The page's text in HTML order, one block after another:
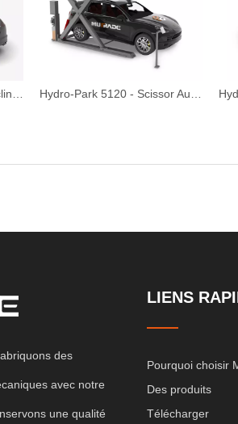
des
avec notre
une qualité
LIENS
Pourquoi choisir
Des produits
Télécharger